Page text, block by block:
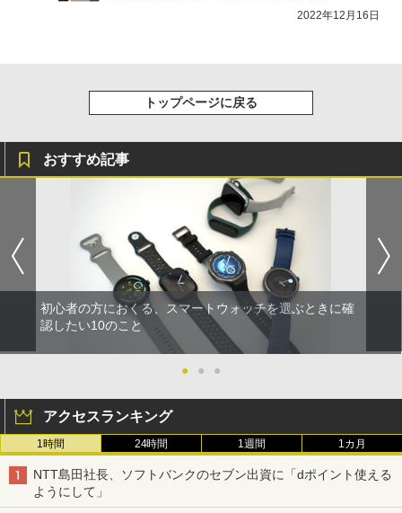
2022年12月16日
トップページに戻る
おすすめ記事
初心者の方におくる、スマートウォッチを選ぶときに確
認したい10のこと
● ● ●
アクセスランキング
1時間 24時間 1週間 1カ月
NTT島田社長、ソフトバンクのセブン出資に「dポイント使える
ようにして」